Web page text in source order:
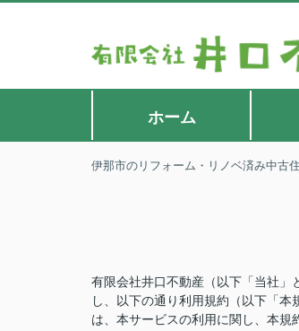
ホーム
伊那市のリフォーム・リノベ済み中古
有限会社井口不動産（以下「当社」
し、以下の通り利用規約（以下「本
は、本サービスの利用に関し、本規